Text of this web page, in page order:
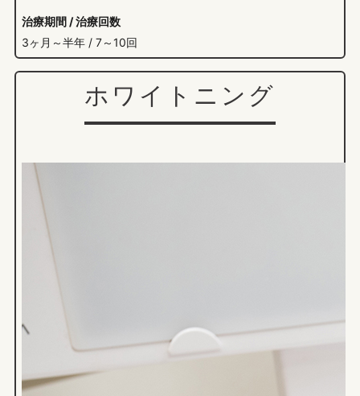
治療期間 / 治療回数
3ヶ月～半年 / 7～10回
ホワイトニング